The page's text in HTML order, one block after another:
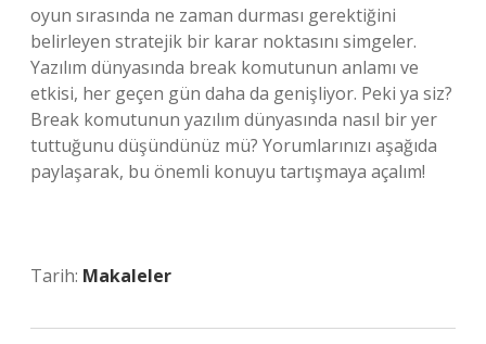
oyun sırasında ne zaman durması gerektiğini
belirleyen stratejik bir karar noktasını simgeler.
Yazılım dünyasında break komutunun anlamı ve
etkisi, her geçen gün daha da genişliyor. Peki ya siz?
Break komutunun yazılım dünyasında nasıl bir yer
tuttuğunu düşündünüz mü? Yorumlarınızı aşağıda
paylaşarak, bu önemli konuyu tartışmaya açalım!
Tarih: Makaleler